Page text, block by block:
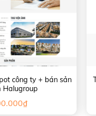
công ty + bán sản
Halugroup
₫